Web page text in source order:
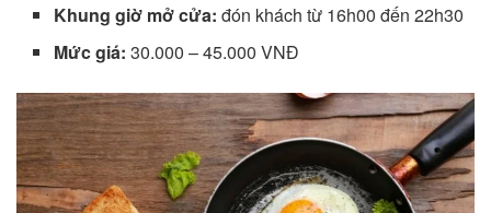
Khung giờ mở cửa:đón khách từ 16h00 đến 22h30
Mức giá:30.000 – 45.000 VNĐ